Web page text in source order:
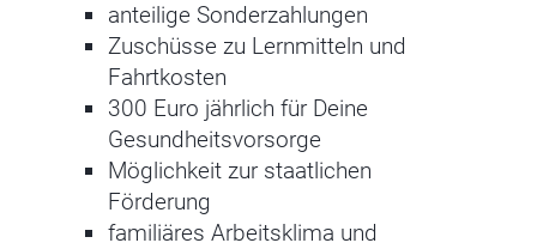
anteilige Sonderzahlungen
Zuschüsse zu Lernmitteln und
Fahrtkosten
300 Euro jährlich für Deine
Gesundheitsvorsorge
Möglichkeit zur staatlichen
Förderung
familiäres Arbeitsklima und